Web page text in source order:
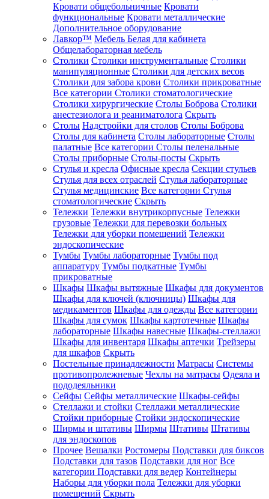
Кровати общебольничные Кровати
функциональные Кровати металлические
Дополнительное оборудование
Лавкор™ Мебель Белая для кабинета
Общелабораторная мебель
Столики Столики инструментальные Столики
манипуляционные Столики для детских весов
Столики для забора крови Столики прикроватные
Все категории Столики стоматологические
Столики хирургические Столы Боброва Столики
анестезиолога и реаниматолога Скрыть
Столы Надстройки для столов Столы Боброва
Столы для кабинета Столы лабораторные Столы
палатные Все категории Столы пеленальные
Столы приборные Столы-посты Скрыть
Стулья и кресла Офисные кресла Секции стульев
Стулья для всех отраслей Стулья лабораторные
Стулья медицинские Все категории Стулья
стоматологические Скрыть
Тележки Тележки внутрикорпусные Тележки
грузовые Тележки для перевозки больных
Тележки для уборки помещений Тележки
эндоскопические
Тумбы Тумбы лабораторные Тумбы под
аппаратуру Тумбы подкатные Тумбы
прикроватные
Шкафы Шкафы вытяжные Шкафы для документов
Шкафы для ключей (ключницы) Шкафы для
медикаментов Шкафы для одежды Все категории
Шкафы для сумок Шкафы картотечные Шкафы
лабораторные Шкафы навесные Шкафы-стеллажи
Шкафы для инвентаря Шкафы аптечки Трейзеры
для шкафов Скрыть
Постельные принадлежности Матрасы Системы
противопролежневые Чехлы на матрасы Одеяла и
пододеяльники
Сейфы Сейфы металлические Шкафы-сейфы
Стеллажи и стойки Стеллажи металлические
Стойки приборные Стойки эндоскопические
Ширмы и штативы Ширмы Штативы Штативы
для эндоскопов
Прочее Вешалки Ростомеры Подставки для биксов
Подставки для тазов Подставки для ног Все
категории Подставки для ведер Контейнеры
Наборы для уборки пола Тележки для уборки
помещений Скрыть